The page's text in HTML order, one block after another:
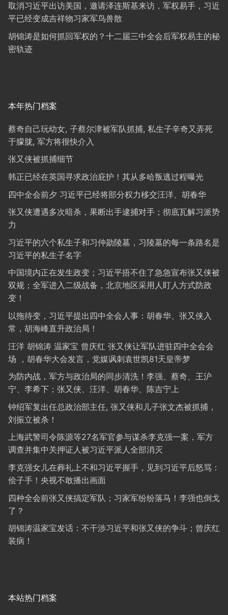
取消习近平出访美国，邀请泽连斯基来访，军权易手，习近
平已经变成吉祥物习家军鸟兽散
胡锦涛是如何抓回军权的？十二届三中全会后军权易主的秘
密轨迹
本年热门档案
蔡奇自己玩幼女, 子蔡尔津被军队抓捕, 私生子辛奇又弄死
于朦胧, 军方将很快介入
张又侠被抓捕细节
韩正已经在英国寻求政治庇护！其从多哈叛逃过程曝光
四中全会前夕 习近平已经将部分权力移交汪洋、胡春华
张又侠遭遇多次暗杀，果断出手逮捕对手；彻底瓦解习派势
力
习近平的六个私生子和习仲勋陵墓，习陵墓的每一条路名是
习近平的私生子名字
中国境内正在发生政变；习近平捂不住了急急宣布张又侠被
双规；全军进入二级战备，北京地区采用人盯人方式防政
变！
以拖待变，习近平提出四中全会人事：胡春华、张又侠入
常，胡海峰直升政治局！
汪洋 胡锦涛 温家宝 曾庆红 张又侠让军队进驻四中全会会
场 ，胡春华大会发言，党媒讽刺袁世凯81天皇帝梦
为防内战，军方与政治局的同步清洗！李强、蔡奇、王沪
宁、李希下；张又侠、汪洋、胡春华、陈吉宁上
钟绍军复出任总政治部主任, 张又侠和儿子张文杰被抓捕，
刘振立被杀！
上海武警司令陈源等27名军官参与谋杀李克强一案，军方
调查并集中关押证人被习近平派人全部消灭
李克强女儿在葬礼上不和习近平握手，见到习近平后怒骂：
侩子手！央视不敢播出画面
四种全会前张又侠搞定军队；习家军纷纷落马！李强也倒戈
了？
胡锦涛温家宝发话：不干涉习近平和张又侠的争斗；曾庆红
装病！
本站热门档案